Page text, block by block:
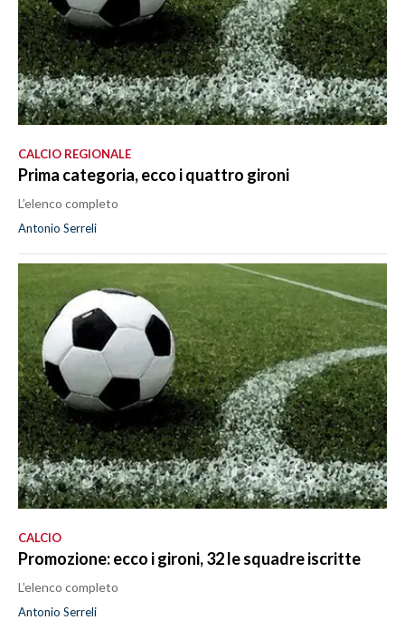
CALCIO REGIONALE
Prima categoria, ecco i quattro gironi
L’elenco completo
Antonio Serreli
CALCIO
Promozione: ecco i gironi, 32 le squadre iscritte
L’elenco completo
Antonio Serreli